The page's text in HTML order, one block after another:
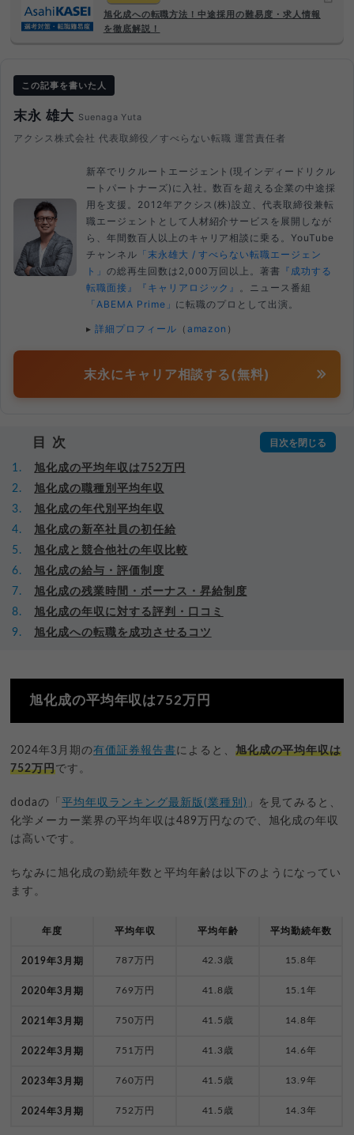
旭化成への転職方法！中途採用の難易度・求人情報
を徹底解説！
この記事を書いた人
末永 雄大 Suenaga Yuta
アクシス株式会社 代表取締役／すべらない転職 運営責任者
新卒でリクルートエージェント(現インディードリクル
ートパートナーズ)に入社。数百を超える企業の中途採
用を支援。2012年アクシス(株)設立、代表取締役兼転
職エージェントとして人材紹介サービスを展開しなが
ら、年間数百人以上のキャリア相談に乗る。YouTube
チャンネル 「末永雄大 / すべらない転職エージェン
ト」 の総再生回数は2,000万回以上。著書 『成功する
転職面接』
『キャリアロジック』
。ニュース番組
「ABEMA Prime」 に転職のプロとして出演。
▸ 詳細プロフィール （ amazon ）
末永にキャリア相談する(無料)
目次
旭化成の平均年収は752万円
旭化成の職種別平均年収
旭化成の年代別平均年収
旭化成の新卒社員の初任給
旭化成と競合他社の年収比較
旭化成の給与・評価制度
旭化成の残業時間・ボーナス・昇給制度
旭化成の年収に対する評判・口コミ
旭化成への転職を成功させるコツ
旭化成の平均年収は752万円
2024年3月期の有価証券報告書によると、 旭化成の平均年収は
752万円です。
dodaの「平均年収ランキング最新版(業種別) 」を見てみると、
化学メーカー業界の平均年収は489万円なので、旭化成の年収
は高いです。
ちなみに旭化成の勤続年数と平均年齢は以下のようになってい
ます。
年度 平均年収 平均年齢 平均勤続年数
2019年3月期 787万円 42.3歳 15.8年
2020年3月期 769万円 41.8歳 15.1年
2021年3月期 750万円 41.5歳 14.8年
2022年3月期 751万円 41.3歳 14.6年
2023年3月期 760万円 41.5歳 13.9年
2024年3月期 752万円 41.5歳 14.3年